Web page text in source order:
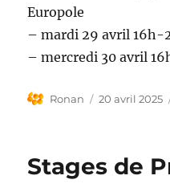
Europole
– mardi 29 avril 16h-
– mercredi 30 avril
Auteur
Ronan
Publié
20 avril 2025
Stages de